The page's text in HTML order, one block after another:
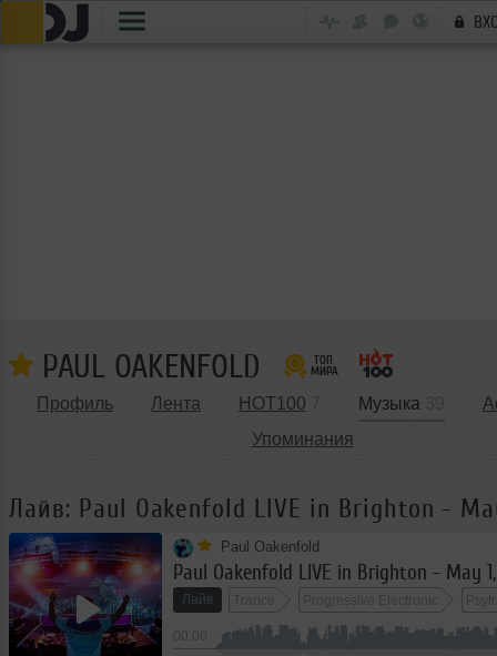
PAUL OAKENFOLD
Профиль Лента HOT100 Музыка
Упоминания
Лайв: Paul Oakenfold LIVE in Brighton -
Paul Oakenfold
Paul Oakenfold LIVE in Brighton - May
Лайв Trance Progressive Electronic